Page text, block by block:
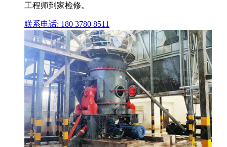
工程师到家检修。
联系电话: 180 3780 8511